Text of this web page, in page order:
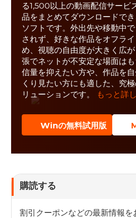
る1,500以上の動画配信サービ
品をまとめてダウンロードで
ソフトです。外出先や移動中
されず、好きな作品をオフラ
め、視聴の自由度が大きく広
張でネットが不安定な場面は
信量を抑えたい方や、作品を
くり見たい方にも適した、究
リューションです。
もっと詳
Winの無料試用版
購読する
割引クーポンなどの最新情報を